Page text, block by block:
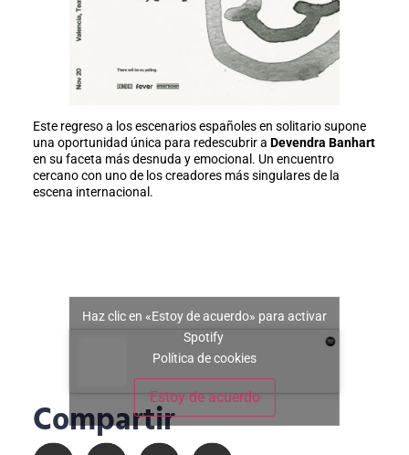
Este regreso a los escenarios españoles en solitario supone
una oportunidad única para redescubrir a Devendra Banhart
en su faceta más desnuda y emocional. Un encuentro
cercano con uno de los creadores más singulares de la
escena internacional.
Haz clic en «Estoy de acuerdo» para activar
Spotify
Política de cookies
Estoy de acuerdo
Compartir